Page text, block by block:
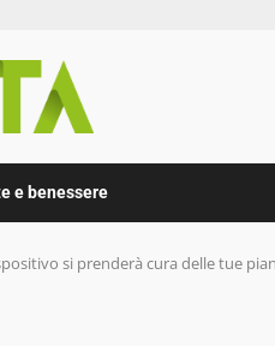
e benessere
si prenderà cura delle tue